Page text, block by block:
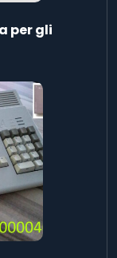
per gli